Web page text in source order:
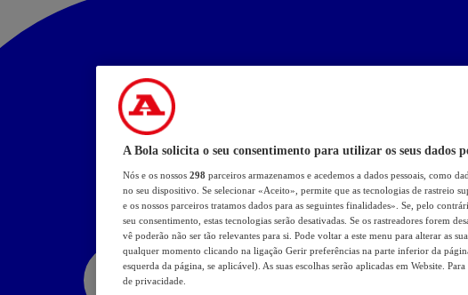
A Bola solicita o seu consentimento para utilizar os seus dados
Nós e os nossos 298 parceiros armazenamos e acedemos a dados pessoais, como
no seu dispositivo. Se selecionar «Aceito», permite que as tecnologias de rastreio
e os nossos parceiros tratamos dados para as seguintes finalidades». Se, pelo
seu consentimento, estas tecnologias serão desativadas. Se os rastreadores forem
vê poderão não ser tão relevantes para si. Pode voltar a este menu para alterar as
qualquer momento clicando na ligação Gerir preferências na parte inferior da
esquerda da página, se aplicável). As suas escolhas serão aplicadas em Website.
de privacidade.